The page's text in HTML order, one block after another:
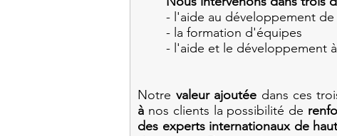
- l'aide au développement
- la formation d'équipes
- l'aide et le développement
Notre valeur ajoutée dans ces
à nos clients la possibilité de
des experts internationaux de